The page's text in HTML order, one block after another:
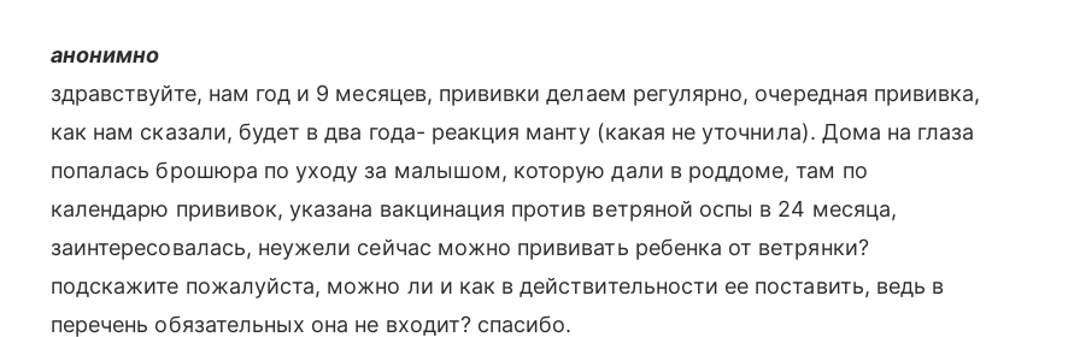
анонимно
здравствуйте, нам год и 9 месяцев, прививки делаем регулярно, очередная прививка,
как нам сказали, будет в два года- реакция манту (какая не уточнила). Дома на глаза
попалась брошюра по уходу за малышом, которую дали в роддоме, там по
календарю прививок, указана вакцинация против ветряной оспы в 24 месяца,
заинтересовалась, неужели сейчас можно прививать ребенка от ветрянки?
подскажите пожалуйста, можно ли и как в действительности ее поставить, ведь в
перечень обязательных она не входит? спасибо.